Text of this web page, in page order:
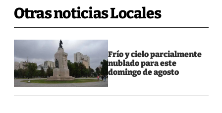
Otras noticias Locales
Frío y cielo parcialmente
nublado para este
domingo de agosto